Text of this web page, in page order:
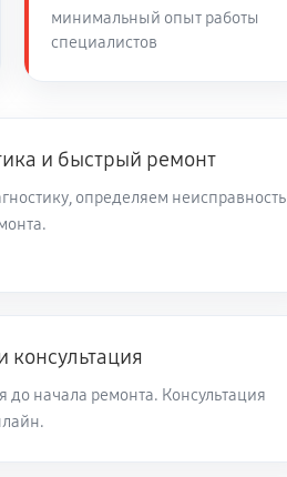
минут Заказать
минут Заказать
минут Заказать
минимальный опыт работы
специалистов
и быстрый ремонт
определяем неисправность
консультация
до начала ремонта. Консультация